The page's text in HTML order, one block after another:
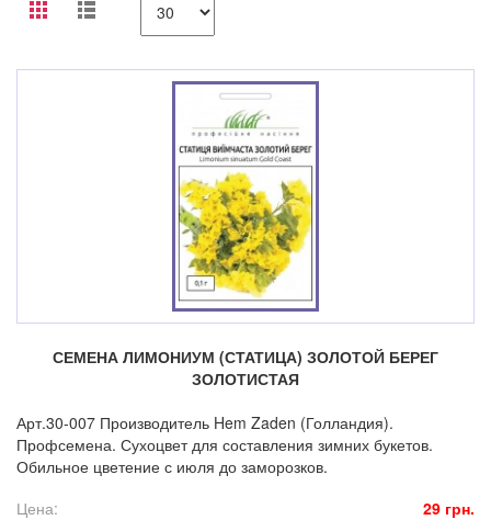
СЕМЕНА ЛИМОНИУМ (СТАТИЦА) ЗОЛОТОЙ БЕРЕГ
ЗОЛОТИСТАЯ
Арт.30-007 Производитель Hem Zaden (Голландия).
Профсемена. Сухоцвет для составления зимних букетов.
Обильное цветение с июля до заморозков.
Цена:
29 грн.